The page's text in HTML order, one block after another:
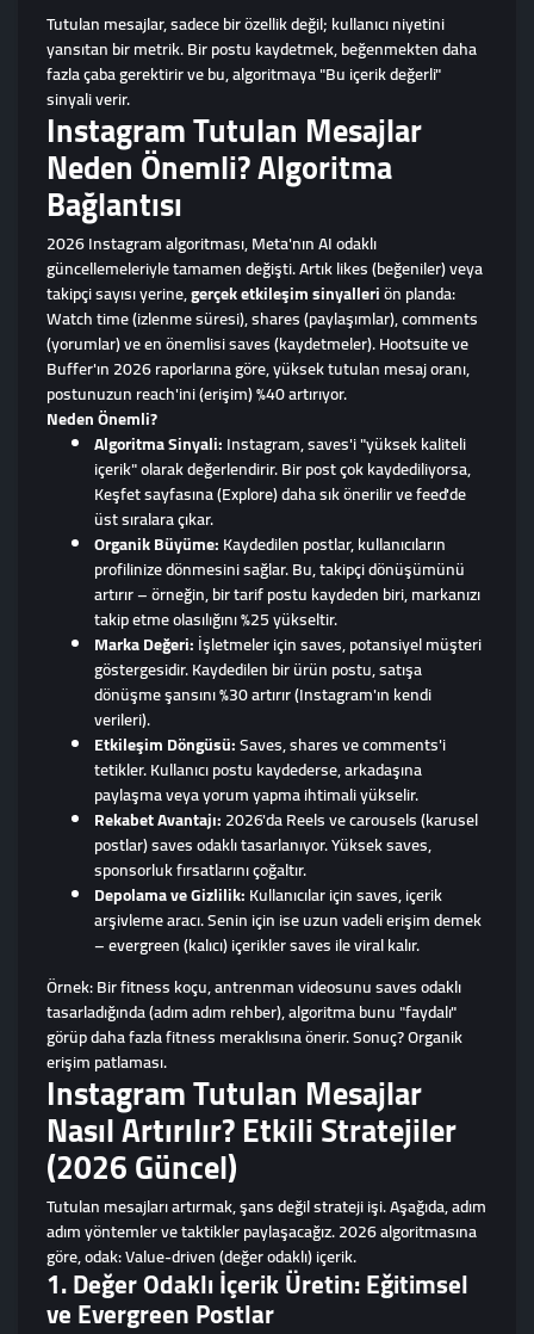
Tutulan mesajlar, sadece bir özellik değil; kullanıcı niyetini
yansıtan bir metrik. Bir postu kaydetmek, beğenmekten daha
fazla çaba gerektirir ve bu, algoritmaya "Bu içerik değerli"
sinyali verir.
Instagram Tutulan Mesajlar
Neden Önemli? Algoritma
Bağlantısı
2026 Instagram algoritması, Meta'nın AI odaklı
güncellemeleriyle tamamen değişti. Artık likes (beğeniler) veya
takipçi sayısı yerine,gerçek etkileşim sinyalleriön planda:
Watch time (izlenme süresi), shares (paylaşımlar), comments
(yorumlar) ve en önemlisi saves (kaydetmeler). Hootsuite ve
Buffer'ın 2026 raporlarına göre, yüksek tutulan mesaj oranı,
postunuzun reach'ini (erişim) %40 artırıyor.
Neden Önemli?
Algoritma Sinyali:Instagram, saves'i "yüksek kaliteli
içerik" olarak değerlendirir. Bir post çok kaydediliyorsa,
Keşfet sayfasına (Explore) daha sık önerilir ve feed'de
üst sıralara çıkar.
Organik Büyüme:Kaydedilen postlar, kullanıcıların
profilinize dönmesini sağlar. Bu, takipçi dönüşümünü
artırır – örneğin, bir tarif postu kaydeden biri, markanızı
takip etme olasılığını %25 yükseltir.
Marka Değeri:İşletmeler için saves, potansiyel müşteri
göstergesidir. Kaydedilen bir ürün postu, satışa
dönüşme şansını %30 artırır (Instagram'ın kendi
verileri).
Etkileşim Döngüsü:Saves, shares ve comments'i
tetikler. Kullanıcı postu kaydederse, arkadaşına
paylaşma veya yorum yapma ihtimali yükselir.
Rekabet Avantajı:2026'da Reels ve carousels (karusel
postlar) saves odaklı tasarlanıyor. Yüksek saves,
sponsorluk fırsatlarını çoğaltır.
Depolama ve Gizlilik:Kullanıcılar için saves, içerik
arşivleme aracı. Senin için ise uzun vadeli erişim demek
– evergreen (kalıcı) içerikler saves ile viral kalır.
Örnek: Bir fitness koçu, antrenman videosunu saves odaklı
tasarladığında (adım adım rehber), algoritma bunu "faydalı"
görüp daha fazla fitness meraklısına önerir. Sonuç? Organik
erişim patlaması.
Instagram Tutulan Mesajlar
Nasıl Artırılır? Etkili Stratejiler
(2026 Güncel)
Tutulan mesajları artırmak, şans değil strateji işi. Aşağıda, adım
adım yöntemler ve taktikler paylaşacağız. 2026 algoritmasına
göre, odak: Value-driven (değer odaklı) içerik.
1. Değer Odaklı İçerik Üretin: Eğitimsel
ve Evergreen Postlar